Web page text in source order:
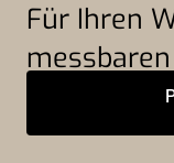
Für Ihren